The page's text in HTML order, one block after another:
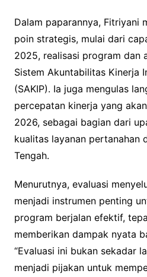
Dalam paparannya, Fitriyani
poin strategis, mulai dari
2025, realisasi program dan
Sistem Akuntabilitas Kinerja
(SAKIP). Ia juga mengulas
percepatan kinerja yang
2026, sebagai bagian dari
kualitas layanan pertanahan
Tengah.
Menurutnya, evaluasi
menjadi instrumen penting
program berjalan efektif,
memberikan dampak nyata
“Evaluasi ini bukan sekadar
menjadi pijakan untuk